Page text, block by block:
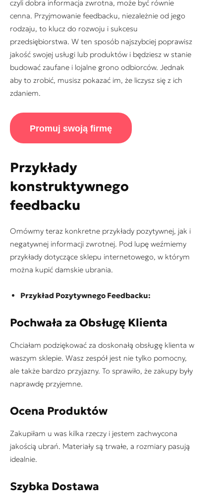
czyli dobra informacja zwrotna, może być równie
cenna. Przyjmowanie feedbacku, niezależnie od jego
rodzaju, to klucz do rozwoju i sukcesu
przedsiębiorstwa. W ten sposób najszybciej poprawisz
jakość swojej usługi lub produktów i będziesz w stanie
budować zaufane i lojalne grono odbiorców. Jednak
aby to zrobić, musisz pokazać im, że liczysz się z ich
zdaniem.
Promuj swoją firmę
Przykłady
konstruktywnego
feedbacku
Omówmy teraz konkretne przykłady pozytywnej, jak i
negatywnej informacji zwrotnej. Pod lupę weźmiemy
przykłady dotyczące sklepu internetowego, w którym
można kupić damskie ubrania.
Przykład Pozytywnego Feedbacku:
Pochwała za Obsługę Klienta
Chciałam podziękować za doskonałą obsługę klienta w
waszym sklepie. Wasz zespół jest nie tylko pomocny,
ale także bardzo przyjazny. To sprawiło, że zakupy były
naprawdę przyjemne.
Ocena Produktów
Zakupiłam u was kilka rzeczy i jestem zachwycona
jakością ubrań. Materiały są trwałe, a rozmiary pasują
idealnie.
Szybka Dostawa